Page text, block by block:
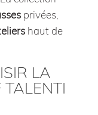
privées,
haut de
LA